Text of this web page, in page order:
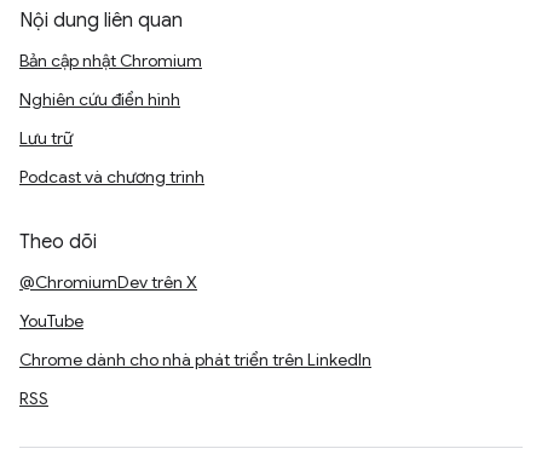
Nội dung liên quan
Bản cập nhật Chromium
Nghiên cứu điển hình
Lưu trữ
Podcast và chương trình
Theo dõi
@ChromiumDev trên X
YouTube
Chrome dành cho nhà phát triển trên LinkedIn
RSS